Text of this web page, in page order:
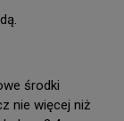
środki
nie więcej niż